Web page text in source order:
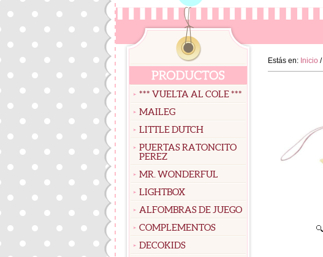
*** VUELTA AL COLE ***
MAILEG
LITTLE DUTCH
PUERTAS RATONCITO
PEREZ
MR. WONDERFUL
LIGHTBOX
ALFOMBRAS DE JUEGO
COMPLEMENTOS
DECOKIDS
Estás en: Inicio /